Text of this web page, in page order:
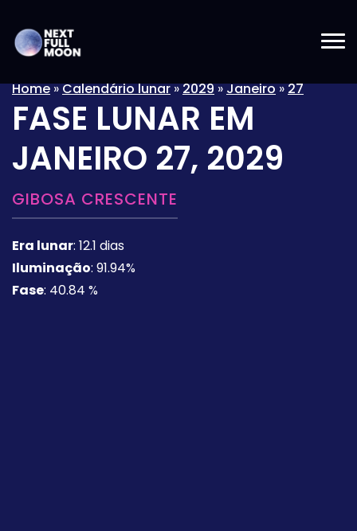
Home»Calendário lunar»2029»Janeiro»27
FASE LUNAR EM
JANEIRO 27, 2029
GIBOSA CRESCENTE
Era lunar: 12.1 dias
Iluminação: 91.94%
Fase: 40.84 %